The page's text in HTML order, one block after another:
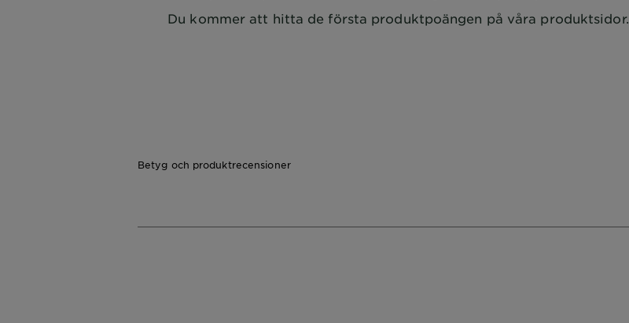
Du kommer att hitta de första produktpoängen på våra produktsidor.
Betyg och produktrecensioner